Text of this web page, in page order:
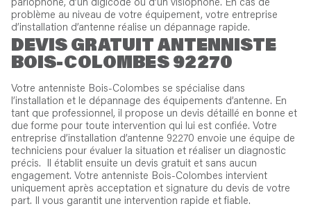
parlophone, d’un digicode ou d’un visiophone. En cas de
problème au niveau de votre équipement, votre entreprise
d’installation d’antenne réalise un dépannage rapide.
DEVIS GRATUIT ANTENNISTE
BOIS-COLOMBES 92270
Votre antenniste Bois-Colombes se spécialise dans
l’installation et le dépannage des équipements d’antenne. En
tant que professionnel, il propose un devis détaillé en bonne et
due forme pour toute intervention qui lui est confiée. Votre
entreprise d’installation d’antenne 92270 envoie une équipe de
techniciens pour évaluer la situation et réaliser un diagnostic
précis. Il établit ensuite un devis gratuit et sans aucun
engagement. Votre antenniste Bois-Colombes intervient
uniquement après acceptation et signature du devis de votre
part. Il vous garantit une intervention rapide et fiable.